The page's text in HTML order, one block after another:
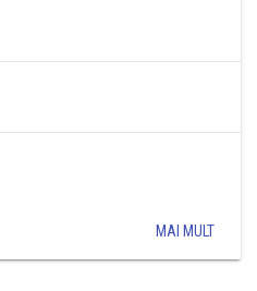
MAI MULT